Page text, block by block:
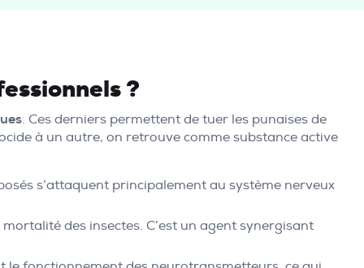
?
. Ces derniers permettent de tuer les punaises de
à un autre, on retrouve comme substance active
s’attaquent principalement au système nerveux
des insectes. C’est un agent synergisant